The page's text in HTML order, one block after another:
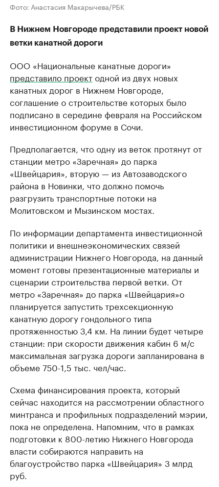
Фото: Анастасия Макарычева/РБК
В Нижнем Новгороде представили проект новой
ветки канатной дороги
ООО «Национальные канатные дороги»
представило проектодной из двух новых
канатных дорог в Нижнем Новгороде,
соглашение о строительстве которых было
подписано в середине февраля на Российском
инвестиционном форуме в Сочи.
Предполагается, что одну из веток протянут от
станции метро «Заречная» до парка
«Швейцария», вторую — из Автозаводского
района в Новинки, что должно помочь
разгрузить транспортные потоки на
Молитовском и Мызинском мостах.
По информации департамента инвестиционной
политики и внешнеэкономических связей
администрации Нижнего Новгорода, на данный
момент готовы презентационные материалы и
сценарии строительства первой ветки. От
метро «Заречная» до парка «Швейцария»о
планируется запустить трехсекционную
канатную дорогу гондольного типа
протяженностью 3,4 км. На линии будет четыре
станции: при скорости движения кабин 6 м/с
максимальная загрузка дороги запланирована в
объеме 750-1,5 тыс. чел/час.
Схема финансирования проекта, который
сейчас находится на рассмотрении областного
минтранса и профильных подразделений мэрии,
пока не определена. Напомним, что в рамках
подготовки к 800-летию Нижнего Новгорода
власти собираются направить на
благоустройство парка «Швейцария» 3 млрд
руб.